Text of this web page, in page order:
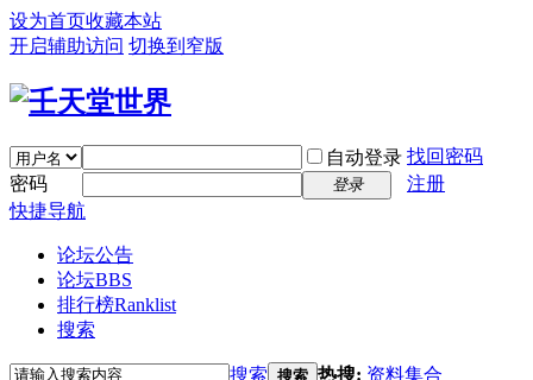
设为首页收藏本站
开启辅助访问 切换到窄版
自动登录 找回密码
密码
登录
注册
快捷导航
论坛公告
论坛BBS
排行榜Ranklist
搜索
搜索 搜索 热搜: 资料集合